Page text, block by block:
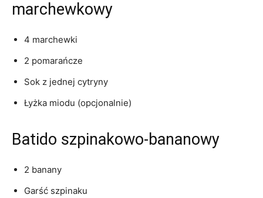
marchewkowy
4⁣ marchewki
2‍ pomarańcze
Sok ​z jednej cytryny
Łyżka miodu (opcjonalnie)
Batido szpinakowo-bananowy
2‍ banany
Garść szpinaku